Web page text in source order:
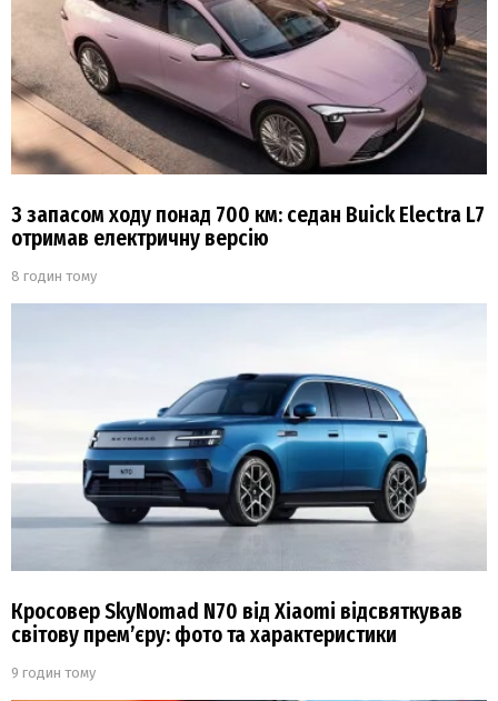
З запасом ходу понад 700 км: седан Buick Electra L7
отримав електричну версію
8 годин тому
Кросовер SkyNomad N70 від Xiaomi відсвяткував
світову прем’єру: фото та характеристики
9 годин тому